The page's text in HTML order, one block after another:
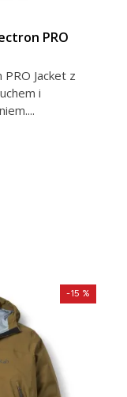
PRO
Jacket z
i
-15 %